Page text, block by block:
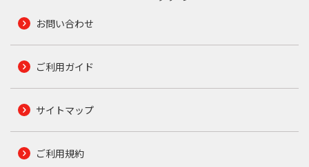
お問い合わせ
ご利用ガイド
サイトマップ
ご利用規約